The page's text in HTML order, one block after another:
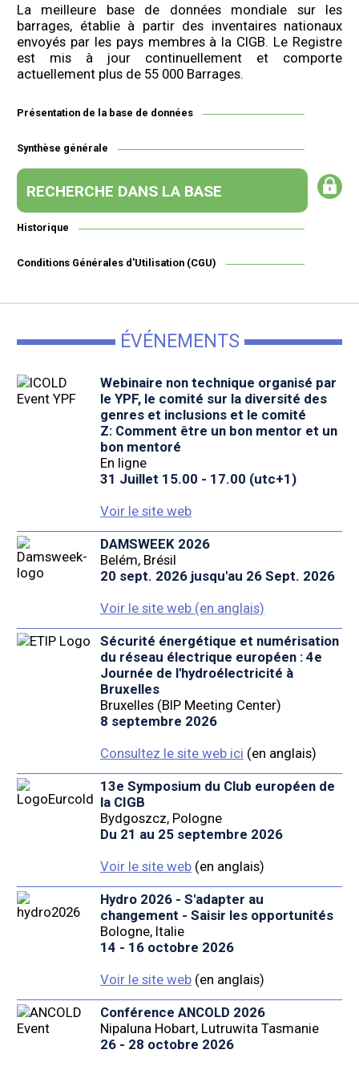
La meilleure base de données mondiale sur les
barrages, établie à partir des inventaires nationaux
envoyés par les pays membres à la CIGB. Le Registre
est mis à jour continuellement et comporte
actuellement plus de 55 000 Barrages.
Présentation de la base de données
Synthèse générale
RECHERCHE DANS LA BASE
Historique
Conditions Générales d'Utilisation (CGU)
ÉVÉNEMENTS
Webinaire non technique organisé par
le YPF, le comité sur la diversité des
genres et inclusions et le comité
Z: Comment être un bon mentor et un
bon mentoré
En ligne
31 Juillet 15.00 - 17.00 (utc+1)
Voir le site web
DAMSWEEK 2026
Belém, Brésil
20 sept. 2026 jusqu'au 26 Sept. 2026
Voir le site web (en anglais)
Sécurité énergétique et numérisation
du réseau électrique européen : 4e
Journée de l'hydroélectricité à
Bruxelles
Bruxelles (BIP Meeting Center)
8 septembre 2026
Consultez le site web ici (en anglais)
13e Symposium du Club européen de
la CIGB
Bydgoszcz, Pologne
Du 21 au 25 septembre 2026
Voir le site web(en anglais)
Hydro 2026 - S'adapter au
changement - Saisir les opportunités
Bologne, Italie
14 - 16 octobre 2026
Voir le site web(en anglais)
Conférence ANCOLD 2026
Nipaluna Hobart, Lutruwita Tasmanie
26 - 28 octobre 2026